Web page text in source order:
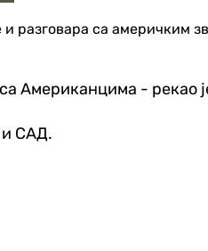
разговара са америчким
Американцима - рекао
и САД.